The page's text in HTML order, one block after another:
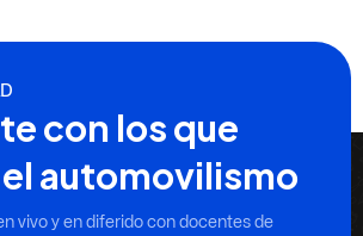
con los que
automovilismo
vivo y en diferido con docentes de